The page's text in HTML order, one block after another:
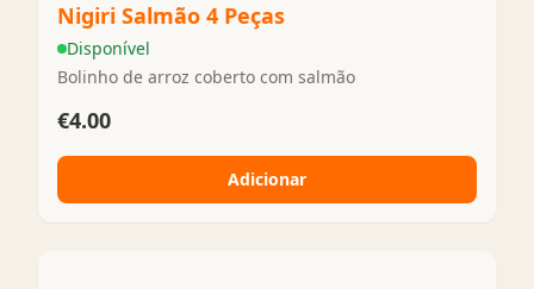
Nigiri Salmão 4 Peças
Disponível
Bolinho de arroz coberto com salmão
€4.00
Adicionar